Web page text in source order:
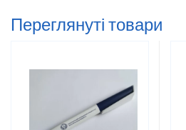
Переглянуті товари